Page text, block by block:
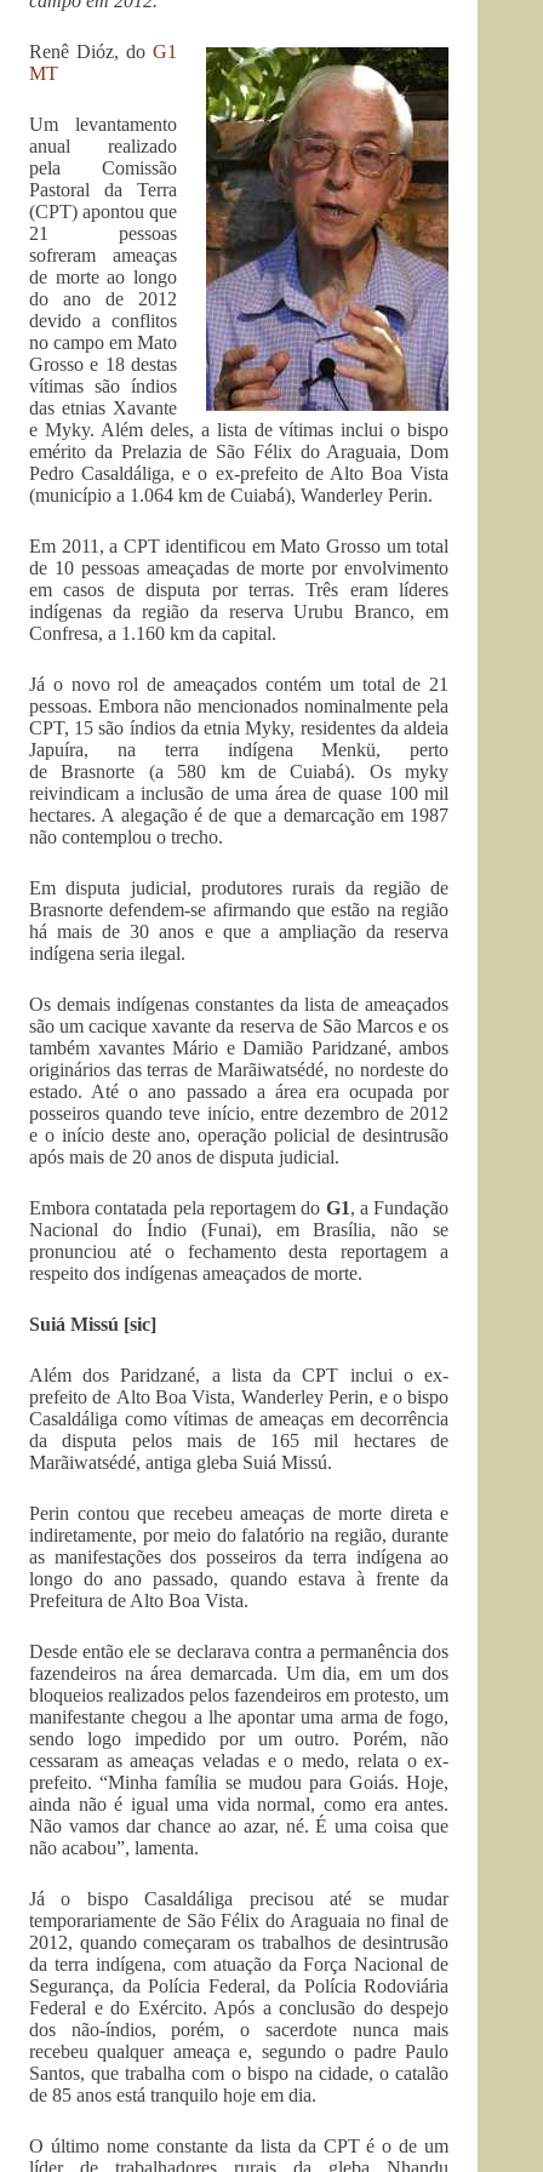
Renê Dióz, doG1
MT
Um levantamento
anual realizado
pela Comissão
Pastoral da Terra
(CPT) apontou que
21 pessoas
sofreram ameaças
de morte ao longo
do ano de 2012
devido a conflitos
no campo em Mato
Grosso e 18 destas
vítimas são índios
das etnias Xavante
e Myky. Além deles, a lista de vítimas inclui o bispo
emérito da Prelazia de São Félix do Araguaia, Dom
Pedro Casaldáliga, e o ex-prefeito de Alto Boa Vista
(município a 1.064 km de Cuiabá), Wanderley Perin.
Em 2011, a CPT identificou em Mato Grosso um total
de 10 pessoas ameaçadas de morte por envolvimento
em casos de disputa por terras. Três eram líderes
indígenas da região da reserva Urubu Branco, em
Confresa, a 1.160 km da capital.
Já o novo rol de ameaçados contém um total de 21
pessoas. Embora não mencionados nominalmente pela
CPT, 15 são índios da etnia Myky, residentes da aldeia
Japuíra, na terra indígena Menkü, perto
de Brasnorte (a 580 km de Cuiabá). Os myky
reivindicam a inclusão de uma área de quase 100 mil
hectares. A alegação é de que a demarcação em 1987
não contemplou o trecho.
Em disputa judicial, produtores rurais da região de
Brasnorte defendem-se afirmando que estão na região
há mais de 30 anos e que a ampliação da reserva
indígena seria ilegal.
Os demais indígenas constantes da lista de ameaçados
são um cacique xavante da reserva de São Marcos e os
também xavantes Mário e Damião Paridzané, ambos
originários das terras de Marãiwatsédé, no nordeste do
estado. Até o ano passado a área era ocupada por
posseiros quando teve início, entre dezembro de 2012
e o início deste ano, operação policial de desintrusão
após mais de 20 anos de disputa judicial.
Embora contatada pela reportagem do G1, a Fundação
Nacional do Índio (Funai), em Brasília, não se
pronunciou até o fechamento desta reportagem a
respeito dos indígenas ameaçados de morte.
Suiá Missú [sic]
Além dos Paridzané, a lista da CPT inclui o ex-
prefeito de Alto Boa Vista, Wanderley Perin, e o bispo
Casaldáliga como vítimas de ameaças em decorrência
da disputa pelos mais de 165 mil hectares de
Marãiwatsédé, antiga gleba Suiá Missú.
Perin contou que recebeu ameaças de morte direta e
indiretamente, por meio do falatório na região, durante
as manifestações dos posseiros da terra indígena ao
longo do ano passado, quando estava à frente da
Prefeitura de Alto Boa Vista.
Desde então ele se declarava contra a permanência dos
fazendeiros na área demarcada. Um dia, em um dos
bloqueios realizados pelos fazendeiros em protesto, um
manifestante chegou a lhe apontar uma arma de fogo,
sendo logo impedido por um outro. Porém, não
cessaram as ameaças veladas e o medo, relata o ex-
prefeito. “Minha família se mudou para Goiás. Hoje,
ainda não é igual uma vida normal, como era antes.
Não vamos dar chance ao azar, né. É uma coisa que
não acabou”, lamenta.
Já o bispo Casaldáliga precisou até se mudar
temporariamente de São Félix do Araguaia no final de
2012, quando começaram os trabalhos de desintrusão
da terra indígena, com atuação da Força Nacional de
Segurança, da Polícia Federal, da Polícia Rodoviária
Federal e do Exército. Após a conclusão do despejo
dos não-índios, porém, o sacerdote nunca mais
recebeu qualquer ameaça e, segundo o padre Paulo
Santos, que trabalha com o bispo na cidade, o catalão
de 85 anos está tranquilo hoje em dia.
O último nome constante da lista da CPT é o de um
líder de trabalhadores rurais da gleba Nhandu